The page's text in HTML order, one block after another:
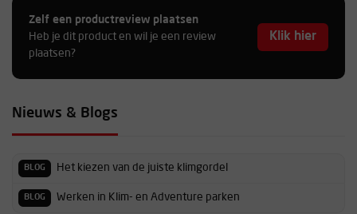
Zelf een productreview plaatsen
Heb je dit product en wil je een review
plaatsen?
Klik hier
Nieuws & Blogs
BLOG Het kiezen van de juiste klimgordel
BLOG Werken in Klim- en Adventure parken